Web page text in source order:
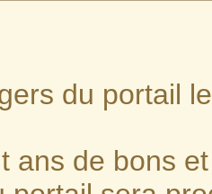
du portail
ans de bons